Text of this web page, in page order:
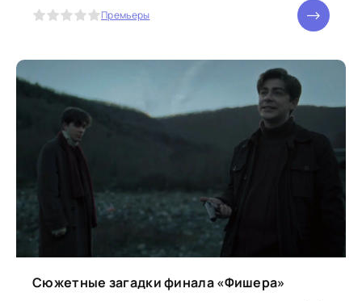
зимнего Петербурга в Монако на автомобиле
Премьеры
Сюжетные загадки финала «Фишера»